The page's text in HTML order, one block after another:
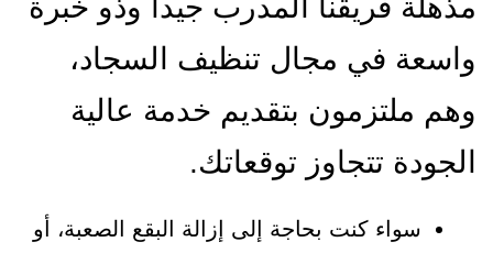
مذهلة فريقنا المدرب جيدا وذو خبرة
واسعة في مجال تنظيف السجاد،
وهم ملتزمون بتقديم خدمة عالية
الجودة تتجاوز توقعاتك.
سواء كنت بحاجة إلى إزالة البقع الصعبة، أو